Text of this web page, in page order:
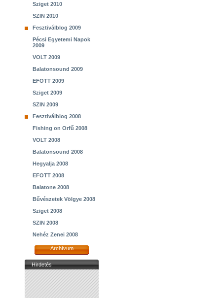
Sziget 2010
SZIN 2010
Fesztiválblog 2009
Pécsi Egyetemi Napok
2009
VOLT 2009
Balatonsound 2009
EFOTT 2009
Sziget 2009
SZIN 2009
Fesztiválblog 2008
Fishing on Orfű 2008
VOLT 2008
Balatonsound 2008
Hegyalja 2008
EFOTT 2008
Balatone 2008
Bűvészetek Völgye 2008
Sziget 2008
SZIN 2008
Nehéz Zenei 2008
Archívum
Hirdetés